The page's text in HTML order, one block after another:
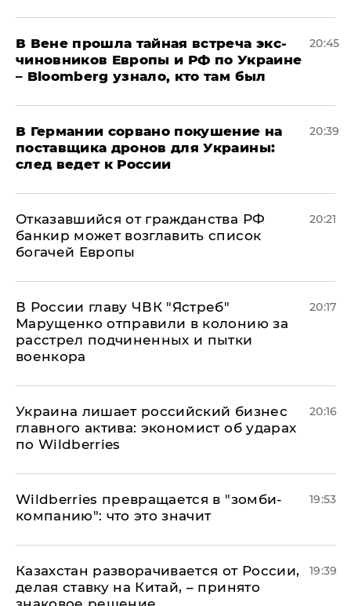
В Вене прошла тайная встреча экс-
чиновников Европы и РФ по Украине
– Bloomberg узнало, кто там был
20:45
​В Германии сорвано покушение на
поставщика дронов для Украины:
след ведет к России
20:39
Отказавшийся от гражданства РФ
банкир может возглавить список
богачей Европы
20:21
В России главу ЧВК "Ястреб"
Марущенко отправили в колонию за
расстрел подчиненных и пытки
военкора
20:17
​Украина лишает российский бизнес
главного актива: экономист об ударах
по Wildberries
20:16
Wildberries превращается в "зомби-
компанию": что это значит
19:53
Казахстан разворачивается от России,
делая ставку на Китай, – принято
19:39